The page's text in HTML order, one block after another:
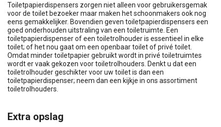
Toiletpapierdispensers zorgen niet alleen voor gebruikersgemak
voor de toilet bezoeker maar maken het schoonmakers ook nog
eens gemakkelijker. Bovendien geven toiletpapierdispensers een
goed onderhouden uitstraling van een toiletruimte. Een
toiletpapierdispenser of een toiletrolhouder is essentieel in elke
toilet; of het nou gaat om een openbaar toilet of privé toilet.
Omdat minder toiletpapier gebruikt wordt in privé toiletruimtes
wordt er vaak gekozen voor toiletrolhouders. Denkt u dat een
toiletrolhouder geschikter voor uw toilet is dan een
toiletpapierdispenser; neem dan een kijkje in ons assortiment
toiletrolhouders.
Extra opslag